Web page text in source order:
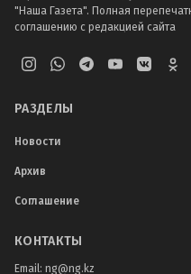
"Наша Газета". Полная
соглашению с редакцией сайта
РАЗДЕЛЫ
Новости
Архив
Соглашение
КОНТАКТЫ
Email: ng@ng.kz